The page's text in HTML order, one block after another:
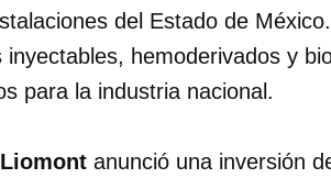
del Estado de
hemoderivados y
para la industria nacional.
anunció una inversión